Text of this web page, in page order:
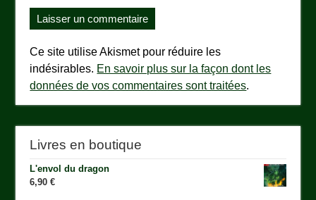
Ce site utilise Akismet pour réduire les
indésirables. En savoir plus sur la façon dont les
données de vos commentaires sont traitées.
Livres en boutique
L'envol du dragon
6,90€